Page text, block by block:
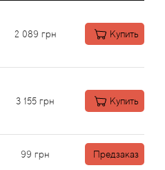
2 089 грн Купить
3 155 грн Купить
99 грн Предзаказ